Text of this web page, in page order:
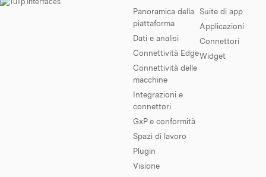
Panoramica della
piattaforma
Dati e analisi
Connettività Edge
Connettività delle
macchine
Integrazioni e
connettori
GxP e conformità
Spazi di lavoro
Plugin
Visione
Suite di app
Applicazioni
Connettori
Widget